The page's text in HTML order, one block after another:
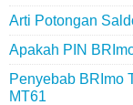
Arti Potongan
Apakah PIN
Penyebab BRImo
MT61